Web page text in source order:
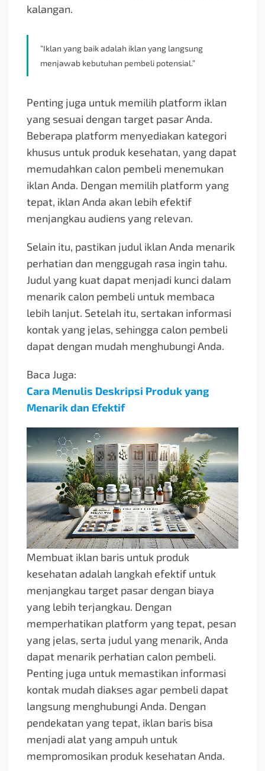
kalangan.
“Iklan yang baik adalah iklan yang langsung
menjawab kebutuhan pembeli potensial.”
Penting juga untuk memilih platform iklan
yang sesuai dengan target pasar Anda.
Beberapa platform menyediakan kategori
khusus untuk produk kesehatan, yang dapat
memudahkan calon pembeli menemukan
iklan Anda. Dengan memilih platform yang
tepat, iklan Anda akan lebih efektif
menjangkau audiens yang relevan.
Selain itu, pastikan judul iklan Anda menarik
perhatian dan menggugah rasa ingin tahu.
Judul yang kuat dapat menjadi kunci dalam
menarik calon pembeli untuk membaca
lebih lanjut. Setelah itu, sertakan informasi
kontak yang jelas, sehingga calon pembeli
dapat dengan mudah menghubungi Anda.
Baca Juga:
Cara Menulis Deskripsi Produk yang
Menarik dan Efektif
Membuat iklan baris untuk produk
kesehatan adalah langkah efektif untuk
menjangkau target pasar dengan biaya
yang lebih terjangkau. Dengan
memperhatikan platform yang tepat, pesan
yang jelas, serta judul yang menarik, Anda
dapat menarik perhatian calon pembeli.
Penting juga untuk memastikan informasi
kontak mudah diakses agar pembeli dapat
langsung menghubungi Anda. Dengan
pendekatan yang tepat, iklan baris bisa
menjadi alat yang ampuh untuk
mempromosikan produk kesehatan Anda.